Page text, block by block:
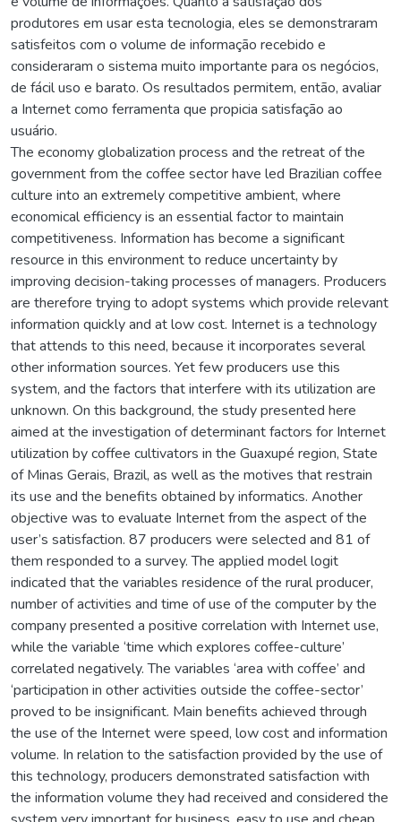
produtores em usar esta tecnologia, eles se demonstraram
satisfeitos com o volume de informação recebido e
consideraram o sistema muito importante para os negócios,
de fácil uso e barato. Os resultados permitem, então, avaliar
a Internet como ferramenta que propicia satisfação ao
usuário.
The economy globalization process and the retreat of the
government from the coffee sector have led Brazilian coffee
culture into an extremely competitive ambient, where
economical efficiency is an essential factor to maintain
competitiveness. Information has become a significant
resource in this environment to reduce uncertainty by
improving decision-taking processes of managers. Producers
are therefore trying to adopt systems which provide relevant
information quickly and at low cost. Internet is a technology
that attends to this need, because it incorporates several
other information sources. Yet few producers use this
system, and the factors that interfere with its utilization are
unknown. On this background, the study presented here
aimed at the investigation of determinant factors for Internet
utilization by coffee cultivators in the Guaxupé region, State
of Minas Gerais, Brazil, as well as the motives that restrain
its use and the benefits obtained by informatics. Another
objective was to evaluate Internet from the aspect of the
user’s satisfaction. 87 producers were selected and 81 of
them responded to a survey. The applied model logit
indicated that the variables residence of the rural producer,
number of activities and time of use of the computer by the
company presented a positive correlation with Internet use,
while the variable ‘time which explores coffee-culture’
correlated negatively. The variables ‘area with coffee’ and
‘participation in other activities outside the coffee-sector’
proved to be insignificant. Main benefits achieved through
the use of the Internet were speed, low cost and information
volume. In relation to the satisfaction provided by the use of
this technology, producers demonstrated satisfaction with
the information volume they had received and considered the